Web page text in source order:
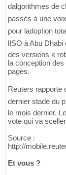
dalgorithmes de
passés à une
pour ladoption
lISO à Abu
des versions «
la conception
pages.
Reuters rapporte
dernier stade du
le mois dernier.
vote qui va
Source :
http://
Et vous ?